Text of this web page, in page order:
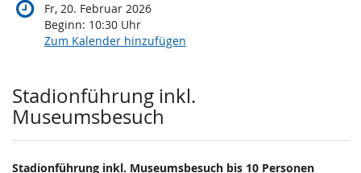
Fr, 20. Februar 2026
Beginn: 10:30 Uhr
Zum Kalender hinzufügen
Produkte
Stadionführung inkl.
Museumsbesuch
Stadionführung inkl. Museumsbesuch bis 10 Personen